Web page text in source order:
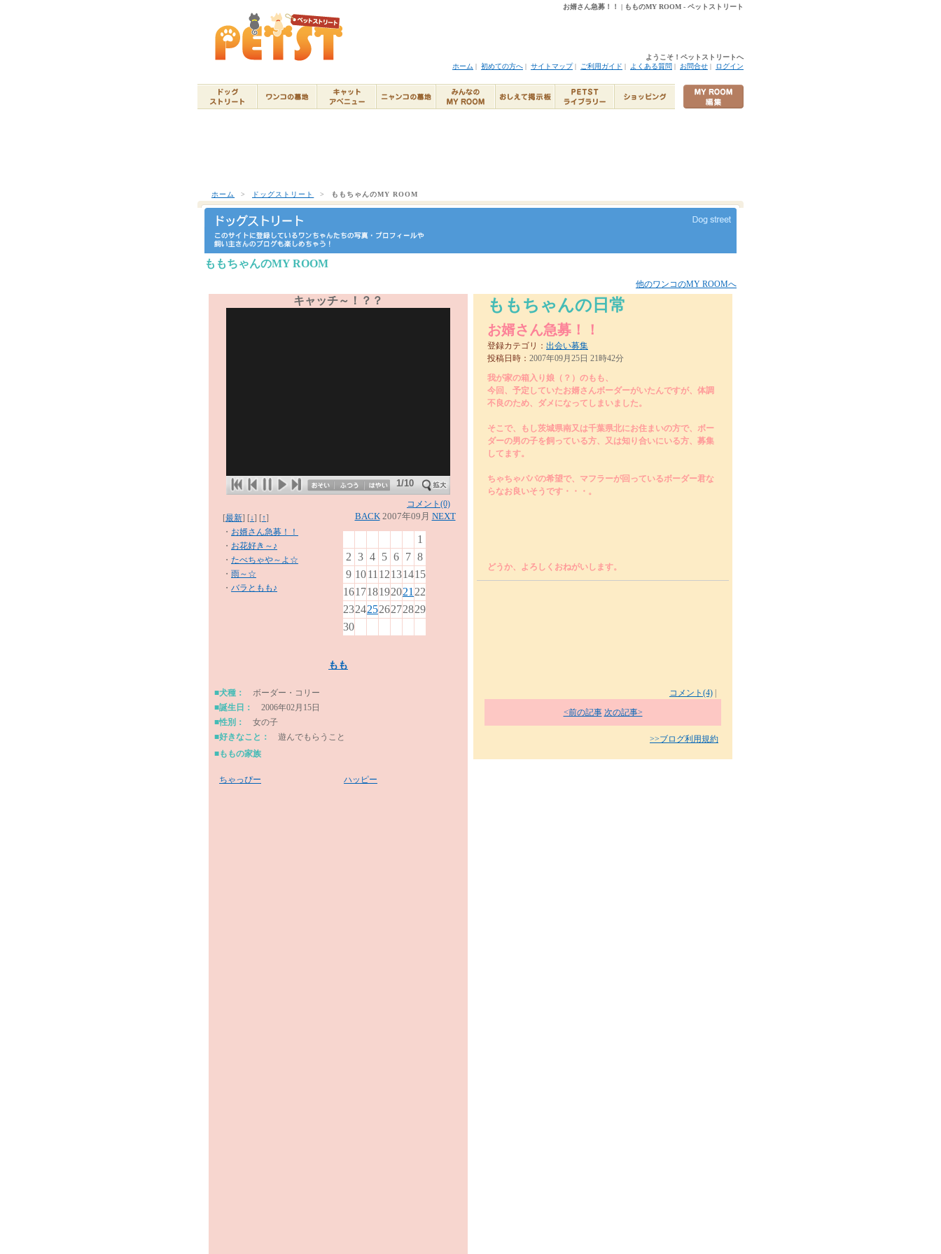
お婿さん急募！！ | もものMY ROOM - ペットストリート
ようこそ！ペットストリートへ
ホーム | 初めての方へ | サイトマップ| ご利用ガイド | よくある質問 | お問合せ | ログイン
ホーム > ドッグストリート > ももちゃんのMY ROOM
ももちゃんのMY ROOM
他のワンコのMY ROOMへ
キャッチ～！？？
1/10
コメント(0)
[最新] [↓] [↑]
・ お婿さん急募！！
・ お花好き～♪
・ たべちゃや～よ☆
・ 雨～☆
・ バラともも♪
BACK2007年09月 NEXT
1
2 3 4 5 6 7 8
9 1011 12131415
161718192021 22
23242526272829
30
もも
■犬種： ボーダー・コリー
■誕生日： 2006年02月15日
■性別： 女の子
■好きなこと： 遊んでもらうこと
■ももの家族
ちゃっぴー ハッピー
ももちゃんの日常
お婿さん急募！！
登録カテゴリ： 出会い募集
投稿日時： 2007年09月25日 21時42分
我が家の箱入り娘（？）のもも、
今回、予定していたお婿さんボーダーがいたんですが、体調
不良のため、ダメになってしまいました。
そこで、もし茨城県南又は千葉県北にお住まいの方で、ボー
ダーの男の子を飼っている方、又は知り合いにいる方、募集
してます。
ちゃちゃパパの希望で、マフラーが回っているボーダー君な
らなお良いそうです・・・。
どうか、よろしくおねがいします。
コメント(4)
<前の記事 次の記事>
>>ブログ利用規約